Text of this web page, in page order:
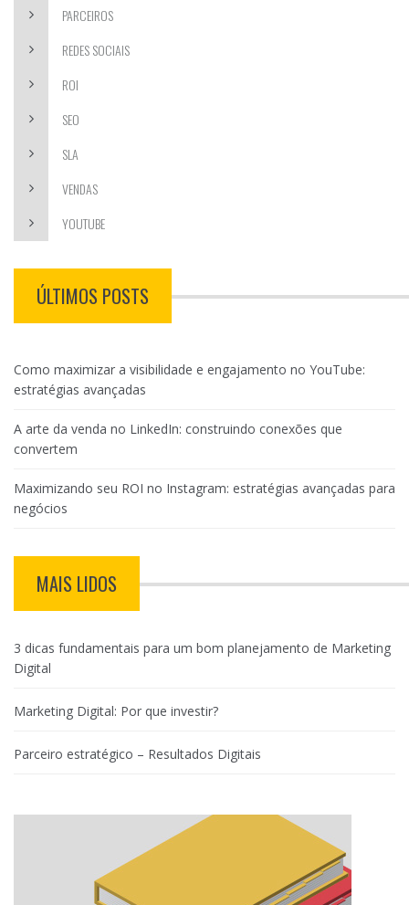
PARCEIROS
REDES SOCIAIS
ROI
SEO
SLA
VENDAS
YOUTUBE
ÚLTIMOS POSTS
Como maximizar a visibilidade e engajamento no YouTube:
estratégias avançadas
A arte da venda no LinkedIn: construindo conexões que
convertem
Maximizando seu ROI no Instagram: estratégias avançadas para
negócios
MAIS LIDOS
3 dicas fundamentais para um bom planejamento de Marketing
Digital
Marketing Digital: Por que investir?
Parceiro estratégico – Resultados Digitais